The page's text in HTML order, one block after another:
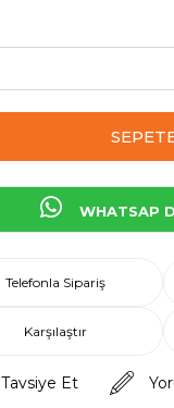
WHATSAP
Telefonla Sipariş
Karşılaştır
Tavsiye Et